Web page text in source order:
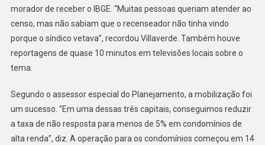
morador de receber o IBGE. “Muitas pessoas queriam atender ao
censo, mas não sabiam que o recenseador não tinha vindo
porque o síndico vetava”, recordou Villaverde. Também houve
reportagens de quase 10 minutos em televisões locais sobre o
tema.
Segundo o assessor especial do Planejamento, a mobilização foi
um sucesso. “Em uma dessas três capitais, conseguimos reduzir
a taxa de não resposta para menos de 5% em condomínios de
alta renda”, diz. A operação para os condomínios começou em 14